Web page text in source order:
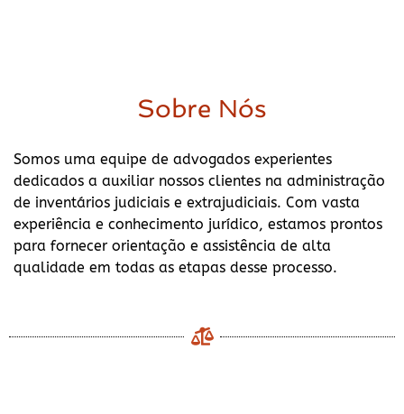
Sobre Nós
Somos uma equipe de advogados experientes
dedicados a auxiliar nossos clientes na administração
de inventários judiciais e extrajudiciais. Com vasta
experiência e conhecimento jurídico, estamos prontos
para fornecer orientação e assistência de alta
qualidade em todas as etapas desse processo.